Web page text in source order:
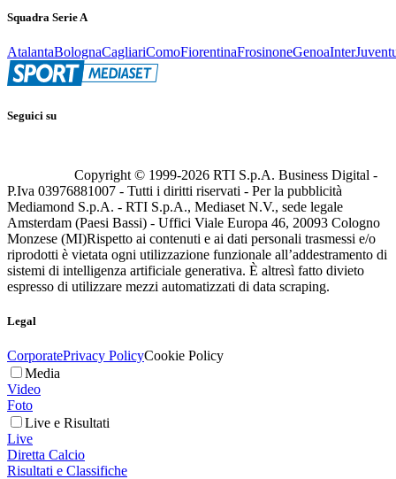
Squadra Serie A
AtalantaBolognaCagliariComoFiorentinaFrosinoneGenoaInter
Seguici su
Copyright © 1999-2026 RTI S.p.A. Business Digital -
P.Iva 03976881007 - Tutti i diritti riservati - Per la pubblicità
Mediamond S.p.A. - RTI S.p.A., Mediaset N.V., sede legale
Amsterdam (Paesi Bassi) - Uffici Viale Europa 46, 20093 Cologno
Monzese (MI)Rispetto ai contenuti e ai dati personali trasmessi e/o
riprodotti è vietata ogni utilizzazione funzionale all’addestramento di
sistemi di intelligenza artificiale generativa. È altresì fatto divieto
espresso di utilizzare mezzi automatizzati di data scraping.
Legal
CorporatePrivacy PolicyCookie Policy
Media
Video
Foto
Live e Risultati
Live
Diretta Calcio
Risultati e Classifiche